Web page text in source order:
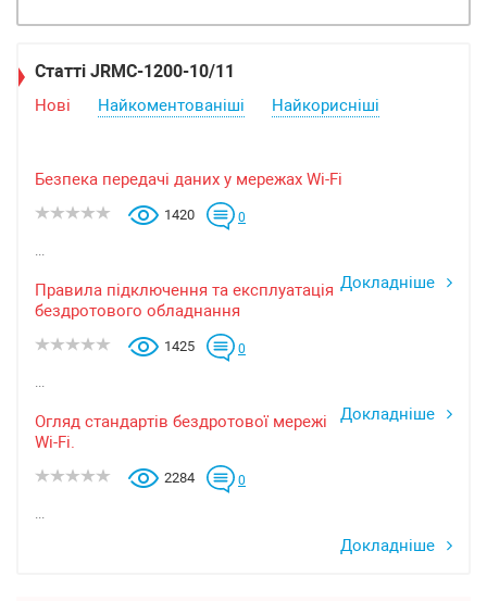
Статті JRMC-1200-10/11
Нові Найкоментованіші Найкорисніші
Безпека передачі даних у мережах Wi-Fi
1420 0
...
Докладніше
Правила підключення та експлуатація
бездротового обладнання
1425 0
...
Докладніше
Огляд стандартів бездротової мережі
Wi-Fi.
2284 0
...
Докладніше